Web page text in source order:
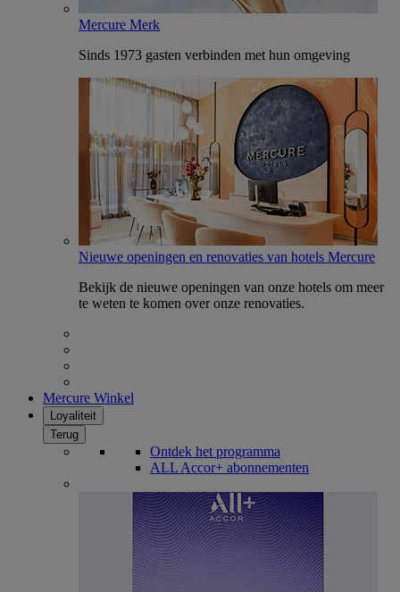
Mercure Merk
Sinds 1973 gasten verbinden met hun omgeving
Nieuwe openingen en renovaties van hotels Mercure
Bekijk de nieuwe openingen van onze hotels om meer
te weten te komen over onze renovaties.
Mercure Winkel
Loyaliteit
Terug
Ontdek het programma
ALL Accor+ abonnementen